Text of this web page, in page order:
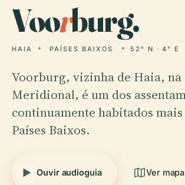
Voorburg.
HAIA PAÍSES BAIXOS 52° N · 4° E
Voorburg, vizinha de Haia, na
Meridional, é um dos
continuamente habitados
Países Baixos.
Ouvir audioguia Ver mapa